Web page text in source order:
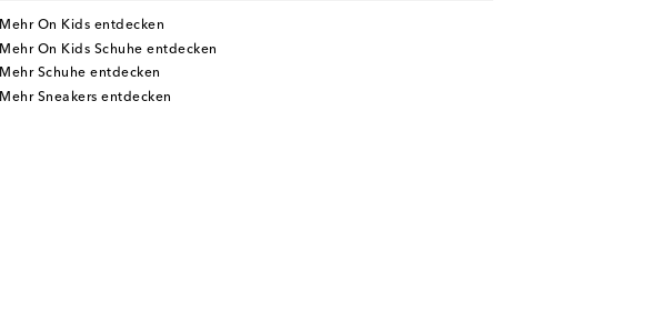
Mehr On Kids entdecken
Mehr On Kids Schuhe entdecken
Mehr Schuhe entdecken
Mehr Sneakers entdecken